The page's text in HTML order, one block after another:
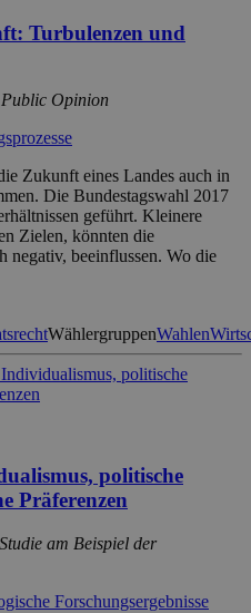
Turbulenzen und
Opinion
Zukunft eines Landes auch in
Die Bundestagswahl 2017
geführt. Kleinere
Zielen, könnten die
negativ, beeinflussen. Wo die
WählergruppenWahlen
politische
Präferenzen
am Beispiel der
Forschungsergebnisse